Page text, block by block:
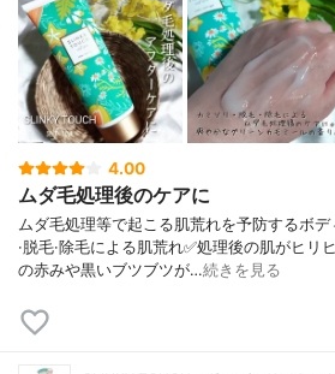
4.00
ムダ毛処理後のケアに
ムダ毛処理等で起こる肌荒れを予防するボ
·脱毛·除毛による肌荒れ✅処理後の肌がヒリ
の赤みや黒いブツブツが…続きを見る